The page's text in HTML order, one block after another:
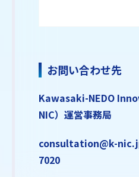
お問い合わせ先
Kawasaki-NEDO
NIC）運営事務局
consultation@k-
7020